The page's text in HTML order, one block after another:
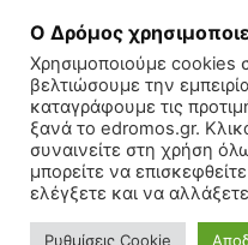
Εγγραφή συνδρομητή
Πολιτισμός
Ο Δρόμος
Χρησιμοποιούμε cookies
βελτιώσουμε την
καταγράφουμε τις
ξανά το edromos.gr.
συναινείτε στη χρήση
μπορείτε να
ελέγξετε και να
Ρυθμίσεις Cookie